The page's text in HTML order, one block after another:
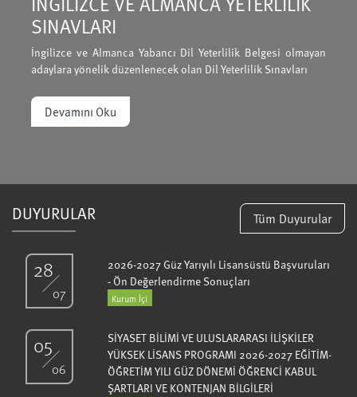
SINAVLARI
İngilizce ve Almanca Yabancı Dil Yeterlilik Belgesi olmayan
adaylara yönelik düzenlenecek olan Dil Yeterlilik Sınavları
Devamını Oku
DUYURULAR Tüm Duyurular
28
07
2026-2027 Güz Yarıyılı Lisansüstü Başvuruları
- Ön Değerlendirme Sonuçları
Kurum İçi
05
06
SİYASET BİLİMİ VE ULUSLARARASI İLİŞKİLER
YÜKSEK LİSANS PROGRAMI 2026-2027 EĞİTİM-
ÖĞRETİM YILI GÜZ DÖNEMİ ÖĞRENCİ KABUL
ŞARTLARI VE KONTENJAN BİLGİLERİ